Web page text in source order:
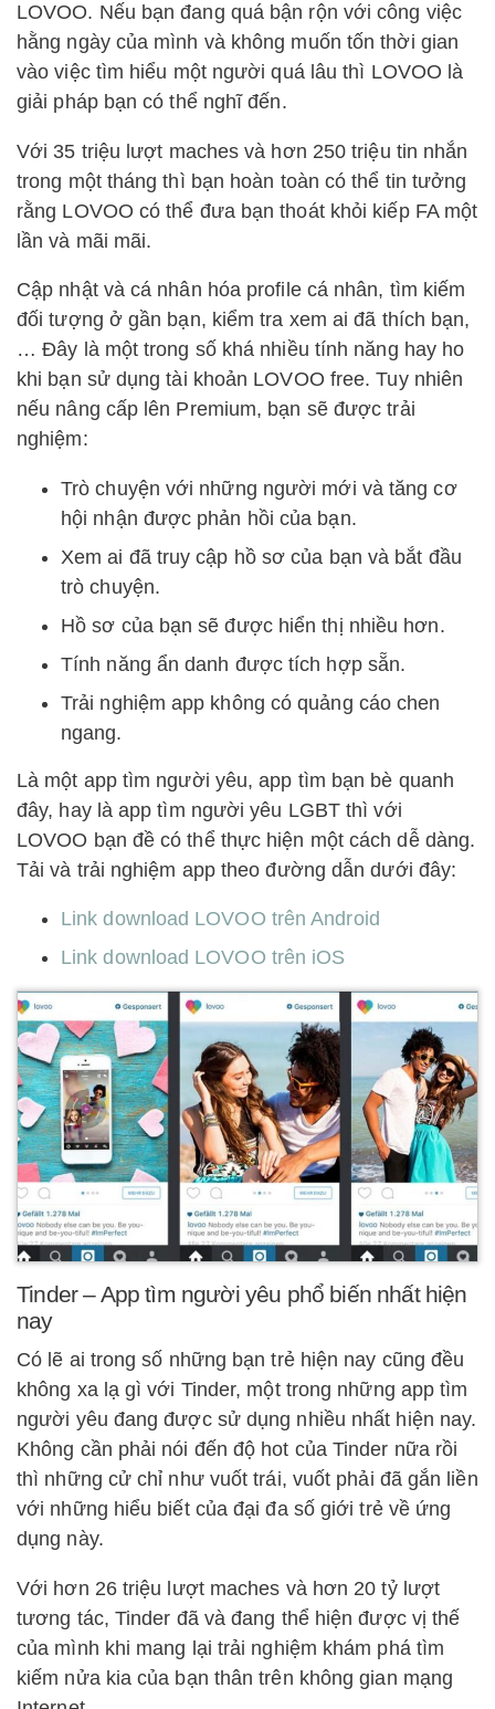
LOVOO. Nếu bạn đang quá bận rộn với công việc
hằng ngày của mình và không muốn tốn thời gian
vào việc tìm hiểu một người quá lâu thì LOVOO là
giải pháp bạn có thể nghĩ đến.
Với 35 triệu lượt maches và hơn 250 triệu tin nhắn
trong một tháng thì bạn hoàn toàn có thể tin tưởng
rằng LOVOO có thể đưa bạn thoát khỏi kiếp FA một
lần và mãi mãi.
Cập nhật và cá nhân hóa profile cá nhân, tìm kiếm
đối tượng ở gần bạn, kiểm tra xem ai đã thích bạn,
… Đây là một trong số khá nhiều tính năng hay ho
khi bạn sử dụng tài khoản LOVOO free. Tuy nhiên
nếu nâng cấp lên Premium, bạn sẽ được trải
nghiệm:
Trò chuyện với những người mới và tăng cơ
hội nhận được phản hồi của bạn.
Xem ai đã truy cập hồ sơ của bạn và bắt đầu
trò chuyện.
Hồ sơ của bạn sẽ được hiển thị nhiều hơn.
Tính năng ẩn danh được tích hợp sẵn.
Trải nghiệm app không có quảng cáo chen
ngang.
Là một app tìm người yêu, app tìm bạn bè quanh
đây, hay là app tìm người yêu LGBT thì với
LOVOO bạn đề có thể thực hiện một cách dễ dàng.
Tải và trải nghiệm app theo đường dẫn dưới đây:
Link download LOVOO trên Android
Link download LOVOO trên iOS
Tinder – App tìm người yêu phổ biến nhất hiện
nay
Có lẽ ai trong số những bạn trẻ hiện nay cũng đều
không xa lạ gì với Tinder, một trong những app tìm
người yêu đang được sử dụng nhiều nhất hiện nay.
Không cần phải nói đến độ hot của Tinder nữa rồi
thì những cử chỉ như vuốt trái, vuốt phải đã gắn liền
với những hiểu biết của đại đa số giới trẻ về ứng
dụng này.
Với hơn 26 triệu lượt maches và hơn 20 tỷ lượt
tương tác, Tinder đã và đang thể hiện được vị thế
của mình khi mang lại trải nghiệm khám phá tìm
kiếm nửa kia của bạn thân trên không gian mạng